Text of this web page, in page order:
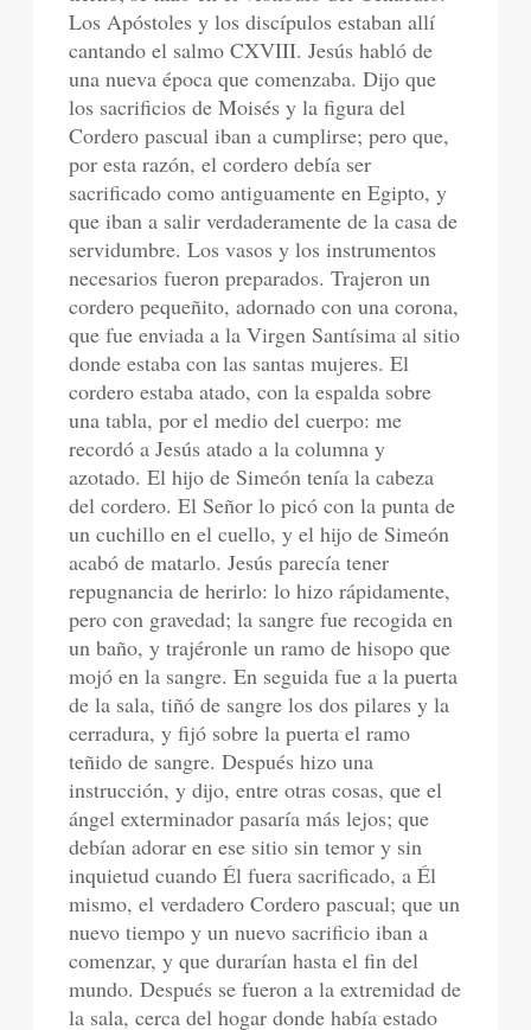
Los Apóstoles y los discípulos estaban allí
cantando el salmo CXVIII. Jesús habló de
una nueva época que comenzaba. Dijo que
los sacrificios de Moisés y la figura del
Cordero pascual iban a cumplirse; pero que,
por esta razón, el cordero debía ser
sacrificado como antiguamente en Egipto, y
que iban a salir verdaderamente de la casa de
servidumbre. Los vasos y los instrumentos
necesarios fueron preparados. Trajeron un
cordero pequeñito, adornado con una corona,
que fue enviada a la Virgen Santísima al sitio
donde estaba con las santas mujeres. El
cordero estaba atado, con la espalda sobre
una tabla, por el medio del cuerpo: me
recordó a Jesús atado a la columna y
azotado. El hijo de Simeón tenía la cabeza
del cordero. El Señor lo picó con la punta de
un cuchillo en el cuello, y el hijo de Simeón
acabó de matarlo. Jesús parecía tener
repugnancia de herirlo: lo hizo rápidamente,
pero con gravedad; la sangre fue recogida en
un baño, y trajéronle un ramo de hisopo que
mojó en la sangre. En seguida fue a la puerta
de la sala, tiñó de sangre los dos pilares y la
cerradura, y fijó sobre la puerta el ramo
teñido de sangre. Después hizo una
instrucción, y dijo, entre otras cosas, que el
ángel exterminador pasaría más lejos; que
debían adorar en ese sitio sin temor y sin
inquietud cuando Él fuera sacrificado, a Él
mismo, el verdadero Cordero pascual; que un
nuevo tiempo y un nuevo sacrificio iban a
comenzar, y que durarían hasta el fin del
mundo. Después se fueron a la extremidad de
la sala, cerca del hogar donde había estado